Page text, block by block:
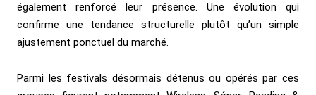
également renforcé leur présence. Une évolution qui
confirme une tendance structurelle plutôt qu’un simple
ajustement ponctuel du marché.
Parmi les festivals désormais détenus ou opérés par ces